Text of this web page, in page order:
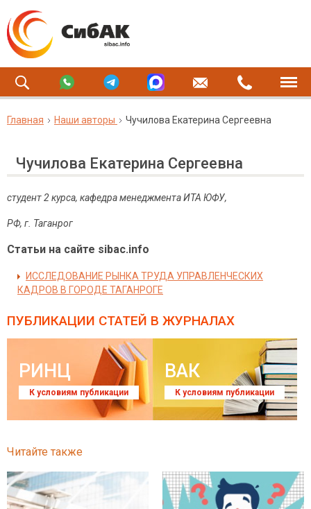
Главная Наши авторы Чучилова Екатерина Сергеевна
Чучилова Екатерина Сергеевна
студент 2 курса, кафедра менеджмента ИТА ЮФУ,
РФ, г. Таганрог
Статьи на сайте sibac.info
ИССЛЕДОВАНИЕ РЫНКА ТРУДА УПРАВЛЕНЧЕСКИХ
КАДРОВ В ГОРОДЕ ТАГАНРОГЕ
ПУБЛИКАЦИИ СТАТЕЙ В ЖУРНАЛАХ
РИНЦ
К условиям публикации
ВАК
К условиям публикации
Читайте также